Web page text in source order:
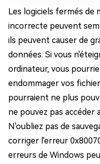
Les logiciels fermés de
incorrecte peuvent
ils peuvent causer de
données. Si vous
ordinateur, vous
endommager vos
pourraient ne plus
ne pouvez pas accéder
N'oubliez pas de
corriger l'erreur
erreurs de Windows